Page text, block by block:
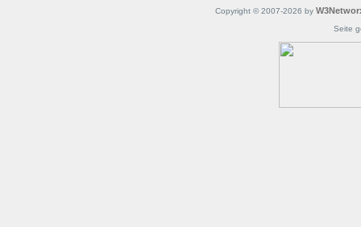
Copyright © 2007-2026 by
Seite